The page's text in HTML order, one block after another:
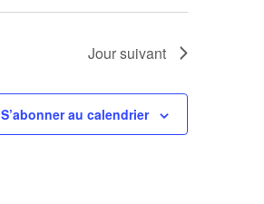
Jour suivant
S’abonner au calendrier